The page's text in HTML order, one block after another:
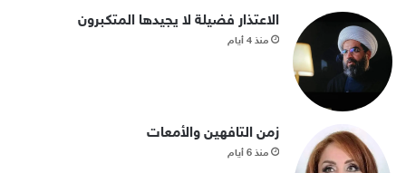
الاعتذار فضيلة لا يجيدها المتكبرون
منذ 4 أيام
زمن التافهين والأمعات
منذ 6 أيام